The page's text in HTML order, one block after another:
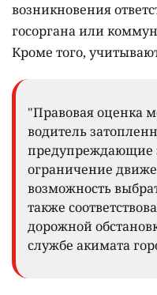
возникновения
госоргана или
Кроме того,
"Правовая оценка
водитель
предупреждающие
ограничение
возможность
также
дорожной
службе акимата